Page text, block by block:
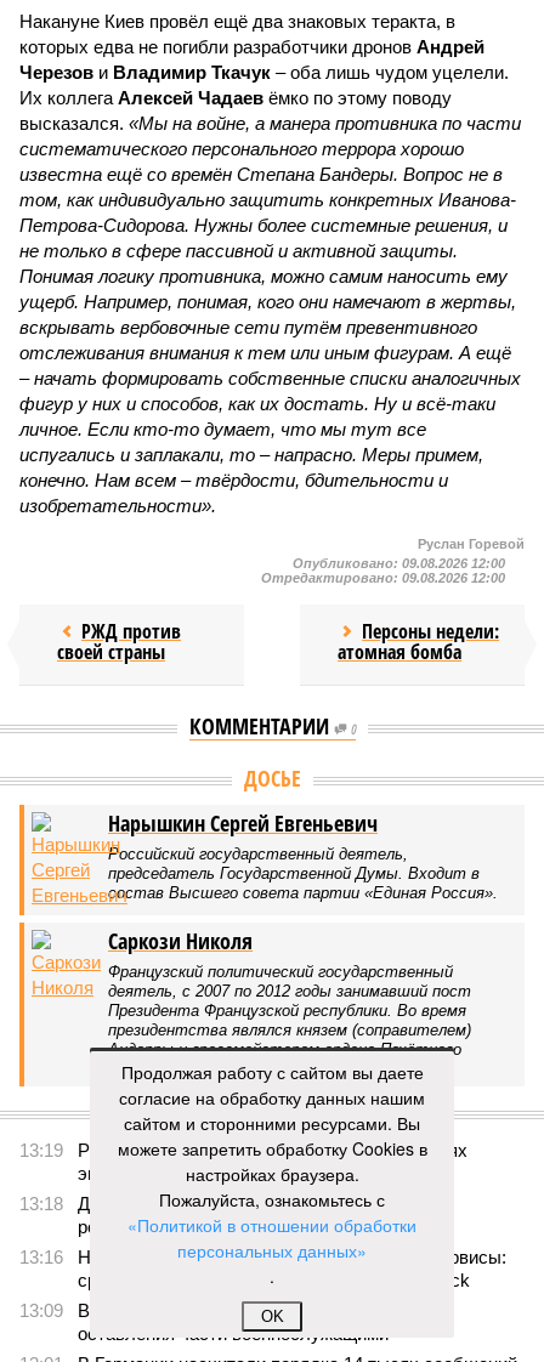
Накануне Киев провёл ещё два знаковых теракта, в
которых едва не погибли разработчики дронов Андрей
Черезов и Владимир Ткачук – оба лишь чудом уцелели.
Их коллега Алексей Чадаев ёмко по этому поводу
высказался. «Мы на войне, а манера противника по части
систематического персонального террора хорошо
известна ещё со времён Степана Бандеры. Вопрос не в
том, как индивидуально защитить конкретных Иванова-
Петрова-Сидорова. Нужны более системные решения, и
не только в сфере пассивной и активной защиты.
Понимая логику противника, можно самим наносить ему
ущерб. Например, понимая, кого они намечают в жертвы,
вскрывать вербовочные сети путём превентивного
отслеживания внимания к тем или иным фигурам. А ещё
– начать формировать собственные списки аналогичных
фигур у них и способов, как их достать. Ну и всё-таки
личное. Если кто-то думает, что мы тут все
испугались и заплакали, то – напрасно. Меры примем,
конечно. Нам всем – твёрдости, бдительности и
изобретательности».
Руслан Горевой
Опубликовано: 09.08.2026 12:00
Отредактировано: 09.08.2026 12:00
РЖД против
своей страны
Персоны недели:
атомная бомба
КОММЕНТАРИИ 0
ДОСЬЕ
Нарышкин Сергей Евгеньевич
Российский государственный деятель,
председатель Государственной Думы. Входит в
состав Высшего совета партии «Единая Россия».
Саркози Николя
Французский политический государственный
деятель, с 2007 по 2012 годы занимавший пост
Президента Французской республики. Во время
президентства являлся князем (соправителем)
Андорры и гроссмейстером ордена Почётного
легиона.
ПОСЛЕДНИЕ НОВОСТИ
13:19
Раскрыт источник энергии на Кубе в условиях
энергокризиса
13:18
Дважды оправданного по делу об убийстве
россиянина будут судить в третий раз
13:16
Нейросети убивают привычные интернет-сервисы:
среди них Stack Overflow, Chegg и Shutterstock
13:09
В ВСУ перечислили причины самовольного
оставления части военнослужащими
Продолжая работу с сайтом вы даете
согласие на обработку данных нашим
сайтом и сторонними ресурсами. Вы
можете запретить обработку Cookies в
настройках браузера.
Пожалуйста, ознакомьтесь с
«Политикой в отношении обработки
персональных данных»
.
OK